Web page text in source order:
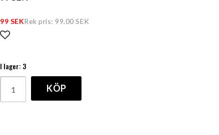
99 SEKRek pris: 99,00 SEK
I lager: 3
KÖP